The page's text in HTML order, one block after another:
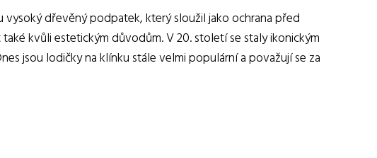
dřevěný podpatek, který sloužil jako ochrana před
kvůli estetickým důvodům. V 20. století se staly ikonickým
jsou lodičky na klínku stále velmi populární a považují se za